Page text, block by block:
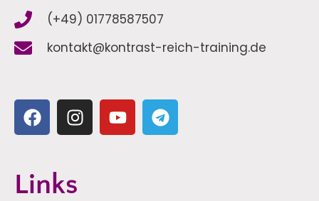
(+49) 01778587507
kontakt@kontrast-reich-training.de
Links